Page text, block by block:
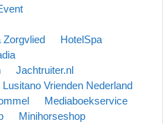
Zorgvlied
HotelSpa
Jachtruiter.nl
Lusitano Vrienden Nederland
Mediaboekservice
Minihorseshop